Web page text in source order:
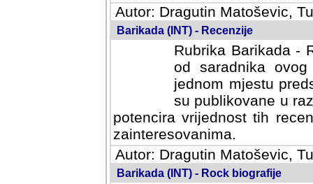
Autor: Dragutin Matoševic,
Barikada (INT) - Recenzije
Rubrika Barikada -
od saradnika
jednom mjestu
su publikovane u
potencira vrijednost tih
zainteresovanima.
Autor: Dragutin Matoševic,
Barikada (INT) - Rock biografije